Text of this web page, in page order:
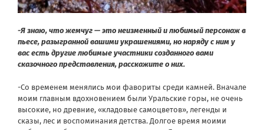
-Я знаю, что жемчуг — это неизменный и любимый персонаж в
пьесе, разыгранной вашими украшениями, но наряду с ним у
вас есть другие любимые участники созданного вами
сказочного представления, расскажите о них.
-Со временем менялись мои фавориты среди камней. Вначале
моим главным вдохновением были Уральские горы, не очень
высокие, но древние, «кладовые самоцветов», легенды и
сказы, лес и воспоминания детства. Долгое время моими